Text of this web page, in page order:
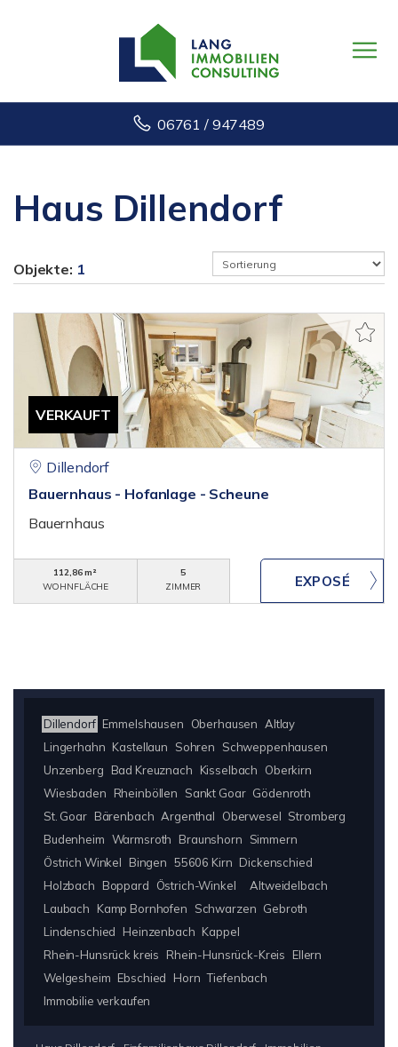
06761 / 947489
Haus Dillendorf
Objekte: 1
VERKAUFT
Dillendorf
Bauernhaus - Hofanlage - Scheune
Bauernhaus
112,86 m²
WOHNFLÄCHE
5
ZIMMER
Dillendorf Emmelshausen Oberhausen Altlay
Lingerhahn Kastellaun Sohren
Schweppenhausen
Unzenberg
Bad Kreuznach Kisselbach
Oberkirn
Wiesbaden
Rheinböllen Sankt Goar Gödenroth
St. Goar Bärenbach Argenthal Oberwesel Stromberg
Budenheim Warmsroth Braunshorn
Simmern
Östrich Winkel
Bingen 55606 Kirn Dickenschied
Holzbach
Boppard Östrich-Winkel
Altweidelbach
Laubach
Kamp Bornhofen Schwarzen Gebroth
Lindenschied
Heinzenbach Kappel
Rhein-Hunsrück kreis
Rhein-Hunsrück-Kreis
Ellern
Welgesheim Ebschied Horn Tiefenbach
Immobilie verkaufen